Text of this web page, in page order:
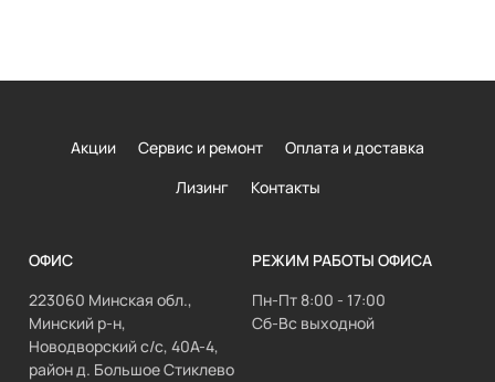
Акции Сервис и ремонт
Оплата и доставка
Лизинг
Контакты
ОФИС
223060 Минская обл.,
Минский р-н,
Новодворский с/с, 40А-4,
район д. Большое Стиклево
РЕЖИМ РАБОТЫ ОФИСА
Пн-Пт 8:00 - 17:00
Сб-Вс выходной